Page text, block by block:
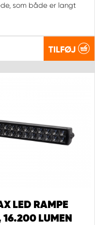
som både er langt
TILFØJ
LED RAMPE
LUMEN